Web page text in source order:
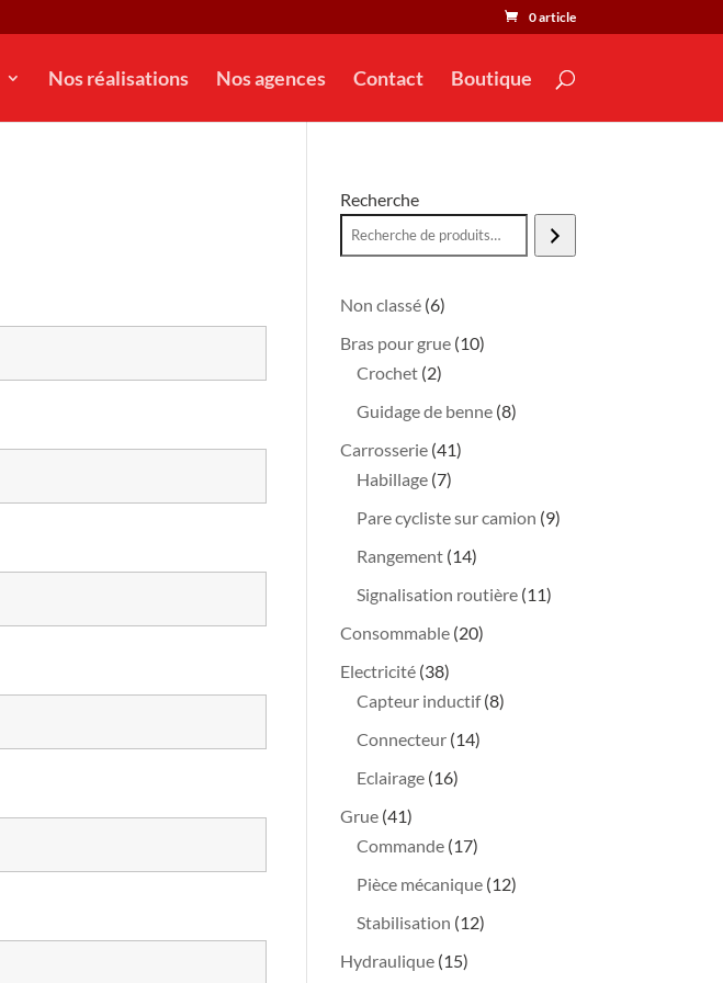
0 article
Nos réalisations Nos agences Contact Boutique
Recherche
Non classé 66
produits
Bras pour grue 1010
Crochet 22
produits
Guidage de benne 88
Carrosserie 4141
Habillage 77
Pare cycliste sur camion 99
Rangement 1414
produits
Signalisation routière 1111
Consommable 2020
Electricité 3838
produits
Capteur inductif 88
Connecteur 1414
Eclairage 1616
Grue 4141
produits
Commande 1717
produits
Pièce mécanique 1212
Stabilisation 1212
Hydraulique 1515